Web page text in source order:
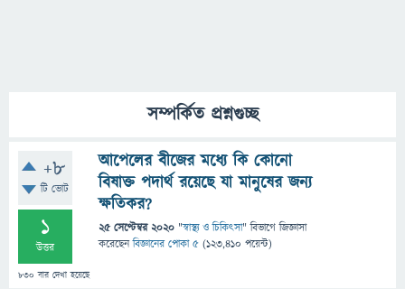
সম্পর্কিত প্রশ্নগুচ্ছ
+8
টি ভোট
1
উত্তর
830 বার দেখা হয়েছে
আপেলের বীজের মধ্যে কি কোনো
বিষাক্ত পদার্থ রয়েছে যা মানুষের জন্য
ক্ষতিকর?
25 সেপ্টেম্বর 2020 "স্বাস্থ্য ও চিকিৎসা" বিভাগে জিজ্ঞাসা
করেছেনবিজ্ঞানের পোকা ৫ (123,410 পয়েন্ট)